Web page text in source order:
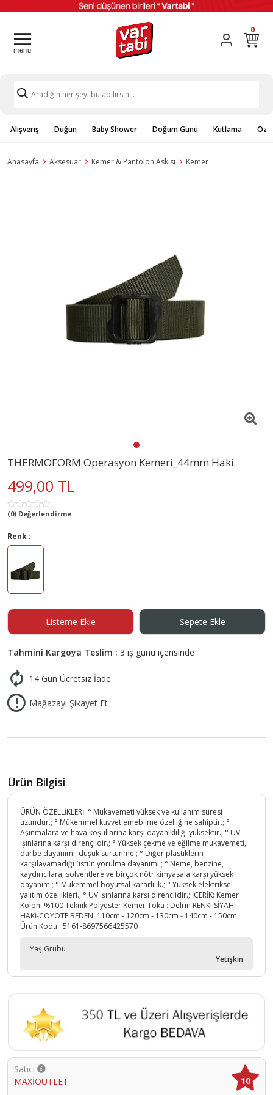
0
Alışveriş Düğün Baby Shower Doğum Günü Kutlama
Anasayfa Aksesuar Kemer & Pantolon Askısı Kemer
THERMOFORM Operasyon Kemeri_44mm Haki
499,00 TL
(0) Değerlendirme
Renk :
Listeme Ekle Sepete Ekle
Tahmini Kargoya Teslim : 3 iş günü içerisinde
14 Gün Ücretsiz İade
Mağazayı Şikayet Et
Ürün Bilgisi
ÜRÜN ÖZELLİKLERİ: ° Mukavemeti yüksek ve kullanım süresi
uzundur.; ° Mükemmel kuvvet emebilme özelliğine sahiptir.; °
Aşınmalara ve hava koşullarına karşı dayanıklılığı yüksektir.; ° UV
ışınlarına karşı dirençlidir.; ° Yüksek çekme ve eğilme mukavemeti,
darbe dayanımı, düşük sürtünme.; ° Diğer plastiklerin
karşılayamadığı üstün yorulma dayanımı.; ° Neme, benzine,
kaydırıcılara, solventlere ve birçok nötr kimyasala karşı yüksek
dayanım.; ° Mükemmel boyutsal kararlılık.; ° Yüksek elektriksel
yalıtım özellikleri.; ° UV ışınlarına karşı dirençlidir.; İÇERİK: Kemer
Kolon: %100 Teknik Polyester Kemer Toka : Delrin RENK: SİYAH-
HAKİ-COYOTE BEDEN: 110cm - 120cm - 130cm - 140cm - 150cm
Ürün Kodu : 5161-8697566425570
Yaş Grubu
Yetişkin
Satıcı
MAXİOUTLET
10